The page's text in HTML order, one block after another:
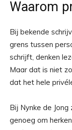
Waarom
Bij bekende
grens tussen
schrijft, denken
Maar dat is niet
dat het hele
Bij Nynke de
genoeg om